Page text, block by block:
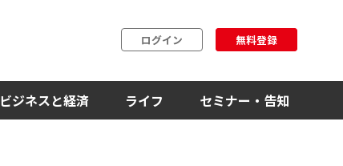
ログイン 無料登録
ビジネスと経済 ライフ セミナー・告知